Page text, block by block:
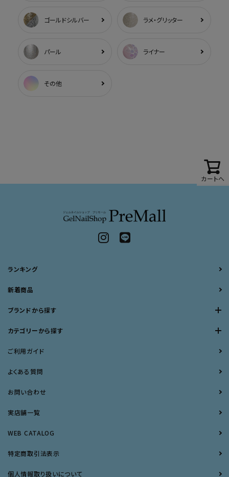
ゴールドシルバー ラメ・グリッター
パール ライナー
その他
カートへ
ランキング
新着商品
ブランドから探す
カテゴリーから探す
ご利用ガイド
よくある質問
お問い合わせ
実店舗一覧
WEB CATALOG
特定商取引法表示
個人情報取り扱いについて